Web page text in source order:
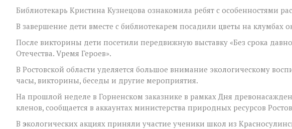
Библиотекарь Кристина Кузнецова ознакомила ребят с особенностями
В завершение дети вместе с библиотекарем посадили цветы на клумбах
После викторины дети посетили передвижную выставку «Без срока
Отечества. Vремя Героев».
В Ростовской области уделяется большое внимание экологическому
часы, викторины, беседы и другие мероприятия.
На прошлой неделе в Горненском заказнике в рамках Дня
кленов, сообщается в аккаунтах министерства природных ресурсов
В экологических акциях приняли участие ученики школ из